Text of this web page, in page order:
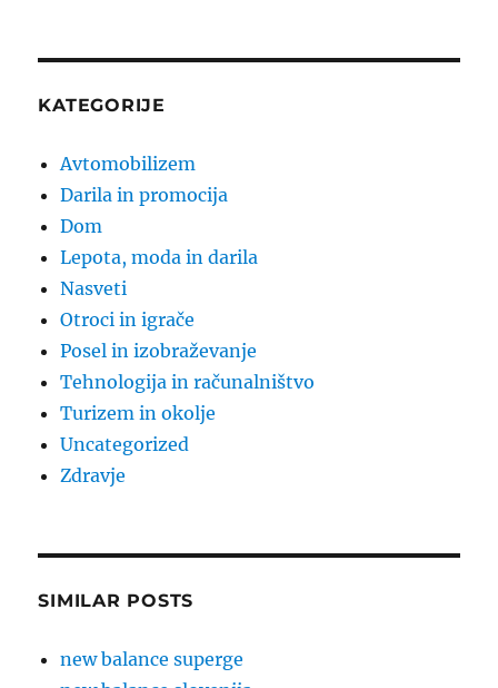
KATEGORIJE
Avtomobilizem
Darila in promocija
Dom
Lepota, moda in darila
Nasveti
Otroci in igrače
Posel in izobraževanje
Tehnologija in računalništvo
Turizem in okolje
Uncategorized
Zdravje
SIMILAR POSTS
new balance superge